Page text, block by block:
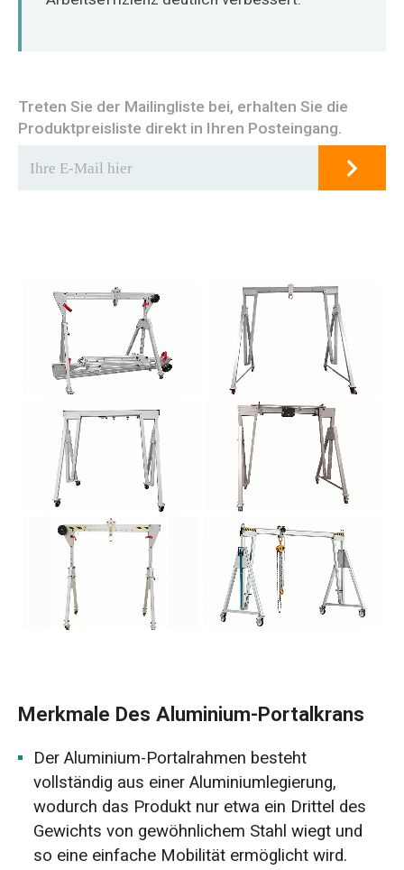
Treten Sie der Mailingliste bei, erhalten Sie die
Produktpreisliste direkt in Ihren Posteingang.
Merkmale Des Aluminium-Portalkrans
Der Aluminium-Portalrahmen besteht
vollständig aus einer Aluminiumlegierung,
wodurch das Produkt nur etwa ein Drittel des
Gewichts von gewöhnlichem Stahl wiegt und
so eine einfache Mobilität ermöglicht wird.